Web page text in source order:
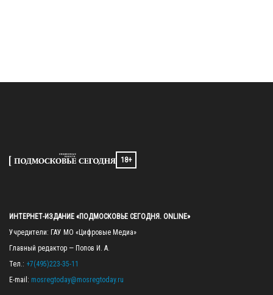
18+
ИНТЕРНЕТ-ИЗДАНИЕ «ПОДМОСКОВЬЕ СЕГОДНЯ. ONLINE»
Учредители: ГАУ МО «Цифровые Медиа»
Главный редактор — Попов И. А.
Тел.: +7(495)223-35-11
E-mail: mosregtoday@mosregtoday.ru